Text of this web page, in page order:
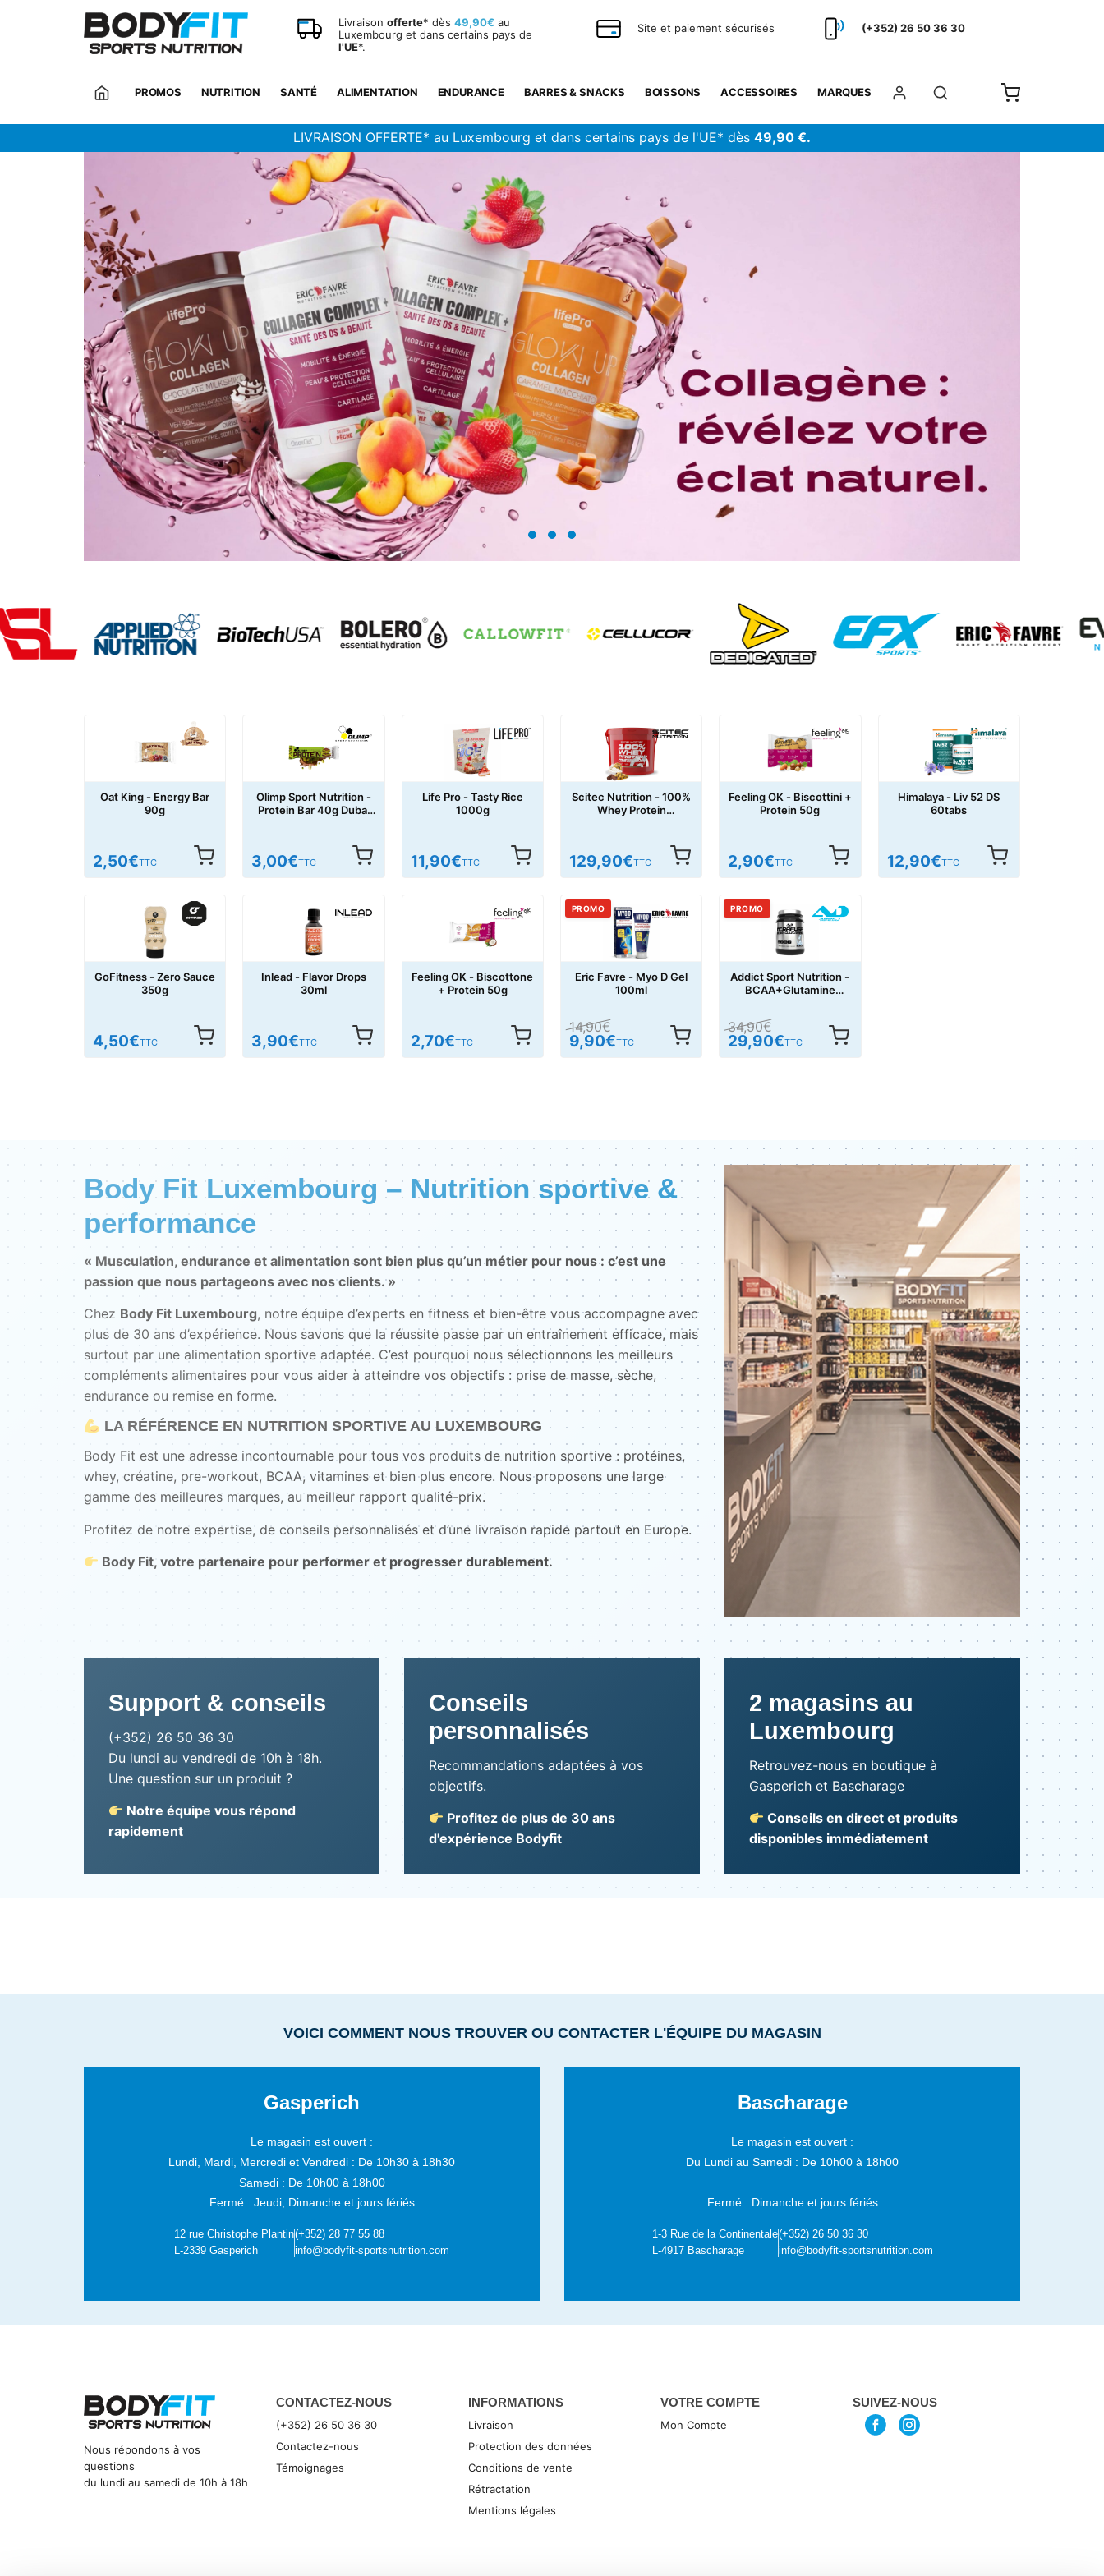
Panneau de gestion des cookies
Livraison offerte* dès 49,90€ au
Luxembourg et dans certains pays de
l'UE*.
Site et paiement sécurisés (+352) 26 50 36 30
PROMOS NUTRITION SANTÉ ALIMENTATION ENDURANCE BARRES & SNACKS BOISSONS ACCESSOIRES MARQUES
LIVRAISON OFFERTE* au Luxembourg et dans certains pays de l'UE* dès 49,90 €.
Oat King - Energy Bar
90g
2,50€TTC
Olimp Sport Nutrition -
Protein Bar 40g Dubai
3,00€TTC
Life Pro - Tasty Rice
1000g
11,90€TTC
Scitec Nutrition - 100%
Whey Protein
129,90€TTC
Feeling OK - Biscottini +
Protein 50g
2,90€TTC
Himalaya - Liv 52 DS
60tabs
12,90€TTC
GoFitness - Zero Sauce
350g
4,50€TTC
Inlead - Flavor Drops
30ml
3,90€TTC
Feeling OK - Biscottone
+ Protein 50g
2,70€TTC
PROMO
Eric Favre - Myo D Gel
100ml
14,90€
9,90€TTC
PROMO
Addict Sport Nutrition -
BCAA+Glutamine
34,90€
29,90€TTC
Body Fit Luxembourg – Nutrition sportive &
performance
« Musculation, endurance et alimentation sont bien plus qu’un métier pour nous : c’est une
passion que nous partageons avec nos clients. »
Chez Body Fit Luxembourg, notre équipe d’experts en fitness et bien-être vous accompagne avec
plus de 30 ans d’expérience. Nous savons que la réussite passe par un entraînement efficace, mais
surtout par une alimentation sportive adaptée. C’est pourquoi nous sélectionnons les meilleurs
compléments alimentaires pour vous aider à atteindre vos objectifs : prise de masse, sèche,
endurance ou remise en forme.
LA RÉFÉRENCE EN NUTRITION SPORTIVE AU LUXEMBOURG
Body Fit est une adresse incontournable pour tous vos produits de nutrition sportive : protéines,
whey, créatine, pre-workout, BCAA, vitamines et bien plus encore. Nous proposons une large
gamme des meilleures marques, au meilleur rapport qualité-prix.
Profitez de notre expertise, de conseils personnalisés et d’une livraison rapide partout en Europe.
Body Fit, votre partenaire pour performer et progresser durablement.
Support & conseils
(+352) 26 50 36 30
Du lundi au vendredi de 10h à 18h.
Une question sur un produit ?
Notre équipe vous répond
rapidement
Conseils
personnalisés
Recommandations adaptées à vos
objectifs.
Profitez de plus de 30 ans
d'expérience Bodyfit
2 magasins au
Luxembourg
Retrouvez-nous en boutique à
Gasperich et Bascharage
Conseils en direct et produits
disponibles immédiatement
VOICI COMMENT NOUS TROUVER OU CONTACTER L'ÉQUIPE DU MAGASIN
Gasperich
Le magasin est ouvert :
Lundi, Mardi, Mercredi et Vendredi : De 10h30 à 18h30
Samedi : De 10h00 à 18h00
Fermé : Jeudi, Dimanche et jours fériés
12 rue Christophe Plantin
L-2339 Gasperich
(+352) 28 77 55 88
info@bodyfit-sportsnutrition.com
Bascharage
Le magasin est ouvert :
Du Lundi au Samedi : De 10h00 à 18h00
Fermé : Dimanche et jours fériés
1-3 Rue de la Continentale
L-4917 Bascharage
(+352) 26 50 36 30
info@bodyfit-sportsnutrition.com
Nous répondons à vos
questions
du lundi au samedi de 10h à 18h
CONTACTEZ-NOUS
(+352) 26 50 36 30
Contactez-nous
Témoignages
INFORMATIONS
Livraison
Protection des données
Conditions de vente
Rétractation
Mentions légales
VOTRE COMPTE
Mon Compte
SUIVEZ-NOUS